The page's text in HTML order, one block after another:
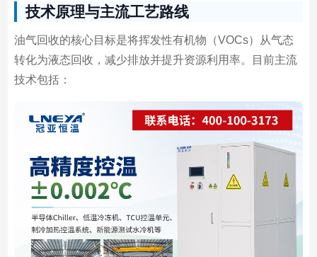
技术原理与主流工艺路线
油气回收的核心目标是将挥发性有机物（VOCs）从气态
转化为液态回收，减少排放并提升资源利用率。目前主流
技术包括：